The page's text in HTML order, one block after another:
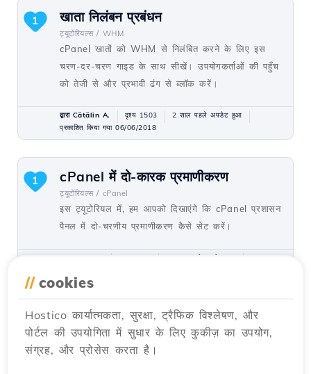
खाता निलंबन प्रबंधन
ट्यूटोरियल्स / WHM
cPanel खातों को WHM से निलंबित करने के लिए इस
चरण-दर-चरण गाइड के साथ सीखें। उपयोगकर्ताओं की पहुँच
को तेजी से और प्रभावी ढंग से ब्लॉक करें।
1
द्वारा Cătălin A. दृश्य 1503
2 साल पहले अपडेट हुआ
प्रकाशित किया गया 06/06/2018
cPanel में दो-कारक प्रमाणीकरण
ट्यूटोरियल्स / cPanel
इस ट्यूटोरियल में, हम आपको दिखाएंगे कि cPanel प्रशासन
पैनल में दो-चरणीय प्रमाणीकरण कैसे सेट करें।
1
द्वारा Florin P. दृश्य 1387
2 साल पहले अपडेट हुआ
खाता अपग्रेड या डाउनग्रेड
ट्यूटोरियल्स / WHM
cPanel खाते का अपग्रेड या डाउनग्रेड करने के तरीके के
1
// cookies
Hostico कार्यात्मकता, सुरक्षा, ट्रैफिक विश्लेषण, और
पोर्टल की उपयोगिता में सुधार के लिए कुकीज़ का उपयोग,
संग्रह, और प्रोसेस करता है।